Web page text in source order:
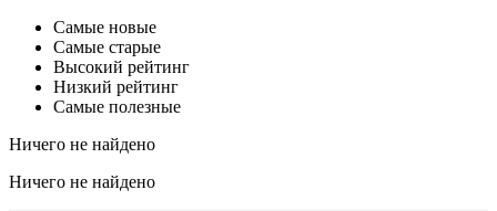
Самые новые
Самые старые
Высокий рейтинг
Низкий рейтинг
Самые полезные
Ничего не найдено
Ничего не найдено